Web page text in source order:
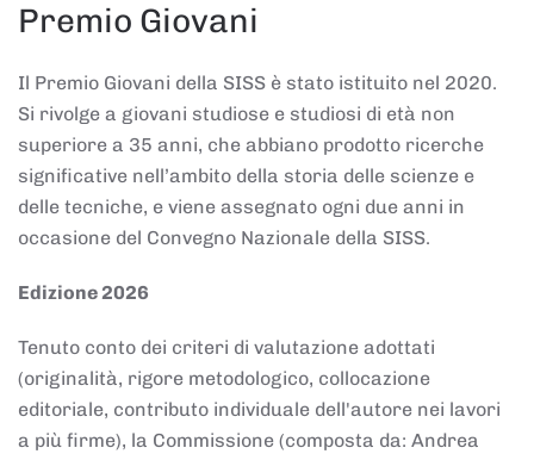
Premio Giovani
Il Premio Giovani della SISS è stato istituito nel 2020.
Si rivolge a giovani studiose e studiosi di età non
superiore a 35 anni, che abbiano prodotto ricerche
significative nell’ambito della storia delle scienze e
delle tecniche, e viene assegnato ogni due anni in
occasione del Convegno Nazionale della SISS.
Edizione 2026
Tenuto conto dei criteri di valutazione adottati
(originalità, rigore metodologico, collocazione
editoriale, contributo individuale dell'autore nei lavori
a più firme), la Commissione (composta da: Andrea